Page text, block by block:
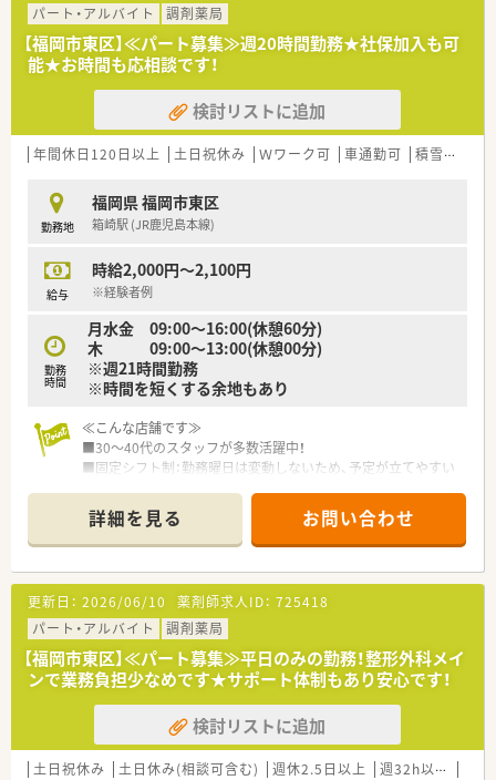
≪こんな会社です≫
■薬剤師会の研修などに参加できる機会が多くございます。
■電子処方箋の導入などいち早く対応されております。
■e-learningの補助もございます。
■かかりつけにノルマはございませんが、取得に関しては勿論評
価される環境です。
パート・アルバイト
調剤薬局
【福岡市東区】≪パート募集≫週20時間勤務★社保加入も可
能★お時間も応相談です！
検討リストに追加
年間休日120日以上 土日祝休み Ｗワーク可 車通勤可 積雪なし
勤務地
福岡県 福岡市東区
箱崎駅 (JR鹿児島本線)
給与
時給2,000円～2,100円
※経験者例
勤務
時間
月水金 09:00～16:00(休憩60分)
木 09:00～13:00(休憩00分)
※週21時間勤務
※時間を短くする余地もあり
≪こんな店舗です≫
■30〜40代のスタッフが多数活躍中！
■固定シフト制：勤務曜日は変動しないため、予定が立てやすい
■週3日勤務：木曜・金曜は必須＋あと1日はご希望の曜日を選べ
ます。
■業務内容：
月・木→外来対応が中心
金→透析対応が中心（難しい業務ではないのでご安心ください）
■金曜の退勤時間：薬歴記入などの進捗により14時〜15時頃に
なる場合があります（業務効率次第で早めの退勤も可能です）。
≪こんな会社です≫
■福岡市内に2店舗の薬局を展開しています。
■薬剤師のスキルアップにも積極的でe‐ラニング（会社負担）を
導入しています。
■メーカーの勉強会も最低月2回行っています。
詳細を見る お問い合わせ
更新日： 2026/06/10 薬剤師求人ID： 725418
パート・アルバイト
調剤薬局
【福岡市東区】≪パート募集≫平日のみの勤務！整形外科メイ
ンで業務負担少なめです★サポート体制もあり安心です！
検討リストに追加
土日祝休み 土日休み(相談可含む) 週休2.5日以上 週32h以上